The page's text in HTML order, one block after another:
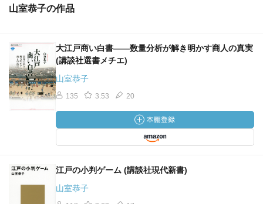
山室恭子の作品
大江戸商い白書――数量分析が解き明かす商人の真実
(講談社選書メチエ)
山室恭子
135 3.53 20
江戸の小判ゲーム (講談社現代新書)
山室恭子